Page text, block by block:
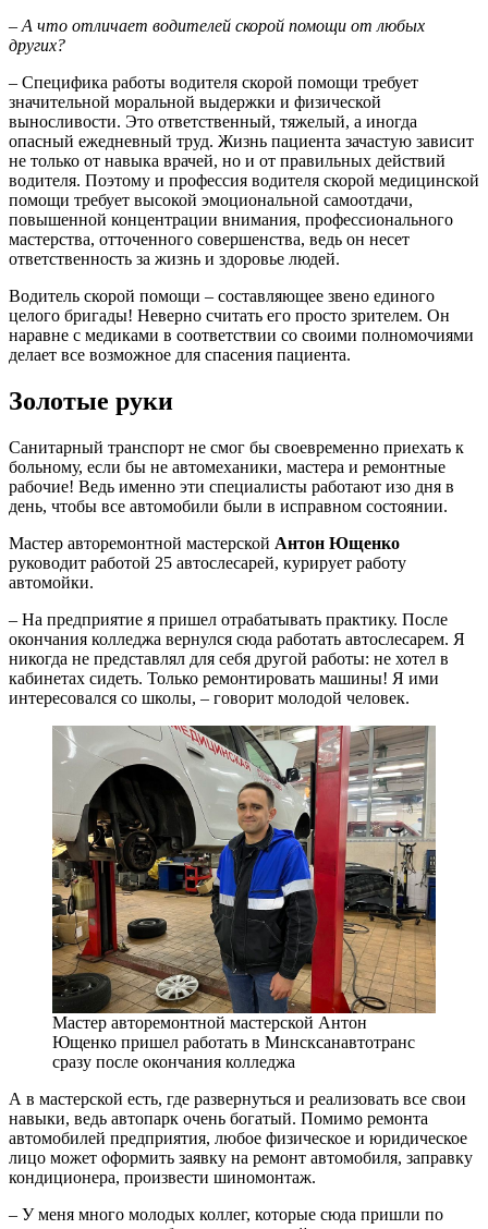
– А что отличает водителей скорой помощи от любых
других?
– Специфика работы водителя скорой помощи требует
значительной моральной выдержки и физической
выносливости. Это ответственный, тяжелый, а иногда
опасный ежедневный труд. Жизнь пациента зачастую зависит
не только от навыка врачей, но и от правильных действий
водителя. Поэтому и профессия водителя скорой медицинской
помощи требует высокой эмоциональной самоотдачи,
повышенной концентрации внимания, профессионального
мастерства, отточенного совершенства, ведь он несет
ответственность за жизнь и здоровье людей.
Водитель скорой помощи – составляющее звено единого
целого бригады! Неверно считать его просто зрителем. Он
наравне с медиками в соответствии со своими полномочиями
делает все возможное для спасения пациента.
Золотые руки
Санитарный транспорт не смог бы своевременно приехать к
больному, если бы не автомеханики, мастера и ремонтные
рабочие! Ведь именно эти специалисты работают изо дня в
день, чтобы все автомобили были в исправном состоянии.
Мастер авторемонтной мастерской Антон Ющенко
руководит работой 25 автослесарей, курирует работу
автомойки.
– На предприятие я пришел отрабатывать практику. После
окончания колледжа вернулся сюда работать автослесарем. Я
никогда не представлял для себя другой работы: не хотел в
кабинетах сидеть. Только ремонтировать машины! Я ими
интересовался со школы, – говорит молодой человек.
Мастер авторемонтной мастерской Антон
Ющенко пришел работать в Минсксанавтотранс
сразу после окончания колледжа
А в мастерской есть, где развернуться и реализовать все свои
навыки, ведь автопарк очень богатый. Помимо ремонта
автомобилей предприятия, любое физическое и юридическое
лицо может оформить заявку на ремонт автомобиля, заправку
кондиционера, произвести шиномонтаж.
– У меня много молодых коллег, которые сюда пришли по